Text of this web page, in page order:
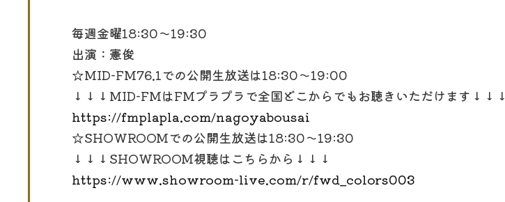
毎週金曜18:30～19:30
出演：憲俊
☆MID-FM76.1での公開生放送は18:30〜19:00
↓↓↓MID-FMはFMプラプラで全国どこからでもお聴きいただけます↓↓↓
https://fmplapla.com/nagoyabousai
☆SHOWROOMでの公開生放送は18:30〜19:30
↓↓↓SHOWROOM視聴はこちらから↓↓↓
https://www.showroom-live.com/r/fwd_colors003